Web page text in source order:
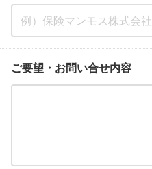
ご要望・お問い合せ内容